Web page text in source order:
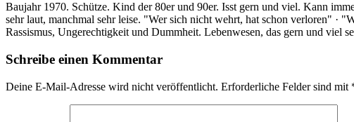
Baujahr 1970. Schütze. Kind der 80er und 90er. Isst gern und viel. Kann
sehr laut, manchmal sehr leise. "Wer sich nicht wehrt, hat schon verloren" ·
Rassismus, Ungerechtigkeit und Dummheit. Lebenwesen, das gern und viel
Schreibe einen Kommentar
Deine E-Mail-Adresse wird nicht veröffentlicht. Erforderliche Felder sind mit